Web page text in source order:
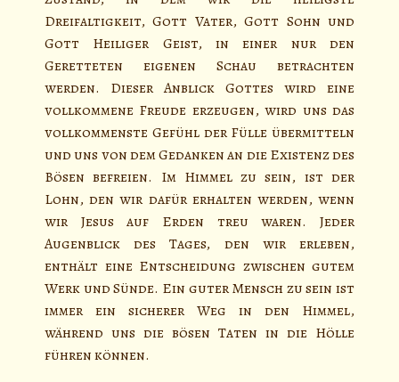
Dreifaltigkeit, Gott Vater, Gott Sohn und
Gott Heiliger Geist, in einer nur den
Geretteten eigenen Schau betrachten
werden. Dieser Anblick Gottes wird eine
vollkommene Freude erzeugen, wird uns das
vollkommenste Gefühl der Fülle übermitteln
und uns von dem Gedanken an die Existenz des
Bösen befreien. Im Himmel zu sein, ist der
Lohn, den wir dafür erhalten werden, wenn
wir Jesus auf Erden treu waren. Jeder
Augenblick des Tages, den wir erleben,
enthält eine Entscheidung zwischen gutem
Werk und Sünde. Ein guter Mensch zu sein ist
immer ein sicherer Weg in den Himmel,
während uns die bösen Taten in die Hölle
führen können.